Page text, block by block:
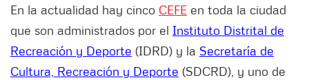
En la actualidad hay cinco CEFE en toda la ciudad
que son administrados por el Instituto Distrital de
Recreación y Deporte (IDRD) y la Secretaría de
Cultura, Recreación y Deporte (SDCRD), y uno de